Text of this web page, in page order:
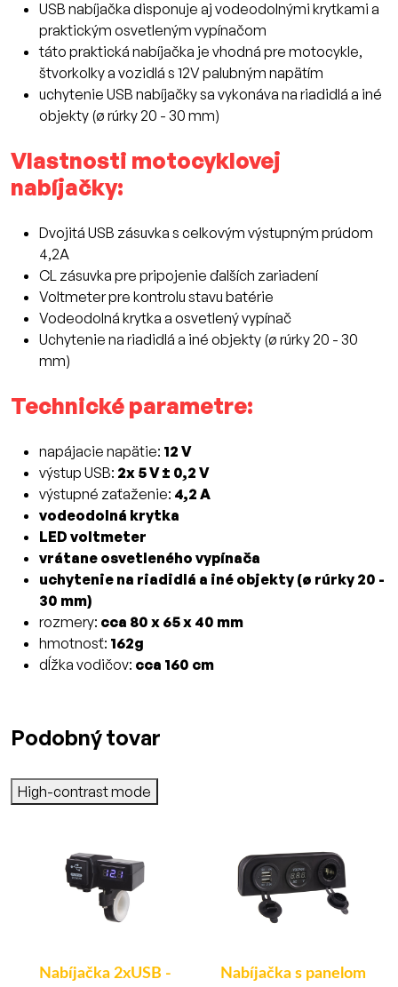
USB nabíjačka disponuje aj vodeodolnými krytkami a
praktickým osvetleným vypínačom
táto praktická nabíjačka je vhodná pre motocykle,
štvorkolky a vozidlá s 12V palubným napätím
uchytenie USB nabíjačky sa vykonáva na riadidlá a iné
objekty (ø rúrky 20 - 30 mm)
Vlastnosti motocyklovej
nabíjačky:
Dvojitá USB zásuvka s celkovým výstupným prúdom
4,2A
CL zásuvka pre pripojenie ďalších zariadení
Voltmeter pre kontrolu stavu batérie
Vodeodolná krytka a osvetlený vypínač
Uchytenie na riadidlá a iné objekty (ø rúrky 20 - 30
mm)
Technické parametre:
napájacie napätie: 12 V
výstup USB: 2x 5 V ± 0,2 V
výstupné zaťaženie: 4,2 A
vodeodolná krytka
LED voltmeter
vrátane osvetleného vypínača
uchytenie na riadidlá a iné objekty (ø rúrky 20 -
30 mm)
rozmery: cca 80 x 65 x 40 mm
hmotnosť: 162g
dĺžka vodičov: cca 160 cm
Podobný tovar
High-contrast mode
Nabíjačka 2xUSB -
Nabíjačka s panelom